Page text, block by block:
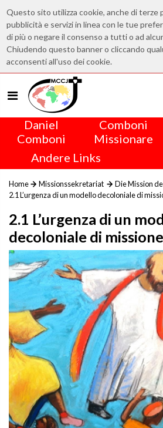
Questo sito utilizza cookie, anche di terze
pubblicità e servizi in linea con le tue
di più o negare il consenso a tutti o ad
Chiudendo questo banner o cliccando
acconsenti all'uso dei cookie.
Daniel
Comboni
Comboni
Missionare
Andere Links
Home Missionssekretariat
Die Mission
2.1 L’urgenza di un modello decoloniale di
2.1 L’urgenza di un
decoloniale di missione